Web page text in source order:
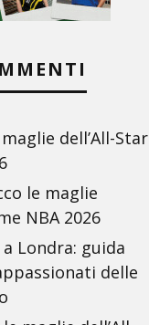
dell’All-Star
le maglie
NBA 2026
Londra: guida
delle